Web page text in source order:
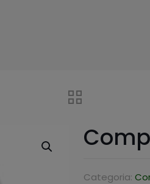
Categoria: